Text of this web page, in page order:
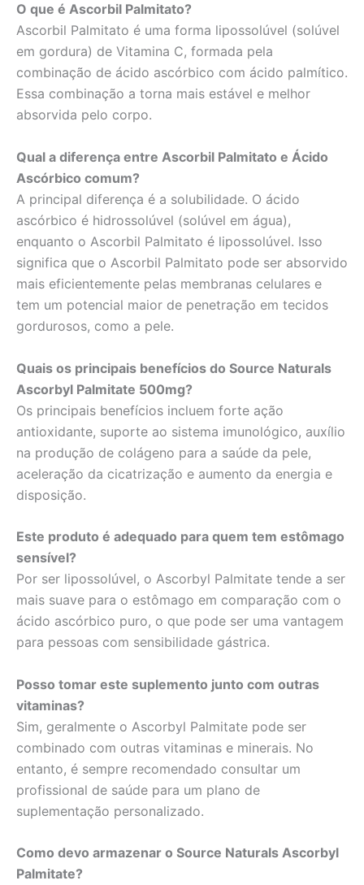
O que é Ascorbil Palmitato?
Ascorbil Palmitato é uma forma lipossolúvel (solúvel
em gordura) de Vitamina C, formada pela
combinação de ácido ascórbico com ácido palmítico.
Essa combinação a torna mais estável e melhor
absorvida pelo corpo.
Qual a diferença entre Ascorbil Palmitato e Ácido
Ascórbico comum?
A principal diferença é a solubilidade. O ácido
ascórbico é hidrossolúvel (solúvel em água),
enquanto o Ascorbil Palmitato é lipossolúvel. Isso
significa que o Ascorbil Palmitato pode ser absorvido
mais eficientemente pelas membranas celulares e
tem um potencial maior de penetração em tecidos
gordurosos, como a pele.
Quais os principais benefícios do Source Naturals
Ascorbyl Palmitate 500mg?
Os principais benefícios incluem forte ação
antioxidante, suporte ao sistema imunológico, auxílio
na produção de colágeno para a saúde da pele,
aceleração da cicatrização e aumento da energia e
disposição.
Este produto é adequado para quem tem estômago
sensível?
Por ser lipossolúvel, o Ascorbyl Palmitate tende a ser
mais suave para o estômago em comparação com o
ácido ascórbico puro, o que pode ser uma vantagem
para pessoas com sensibilidade gástrica.
Posso tomar este suplemento junto com outras
vitaminas?
Sim, geralmente o Ascorbyl Palmitate pode ser
combinado com outras vitaminas e minerais. No
entanto, é sempre recomendado consultar um
profissional de saúde para um plano de
suplementação personalizado.
Como devo armazenar o Source Naturals Ascorbyl
Palmitate?